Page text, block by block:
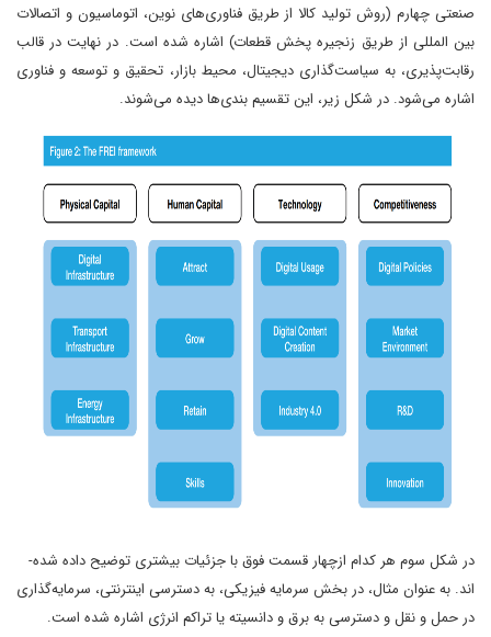
صنعتی چهارم (روش تولید کالا از طریق فناوری­‌های نوین، اتوماسیون و اتصالات
بین المللی از طریق زنجیره پخش قطعات) اشاره شده است. در نهایت در قالب
رقابت­‌پذیری، به سیاست­‌گذاری دیجیتال، محیط بازار، تحقیق و توسعه و فناوری
اشاره می­‌شود. در شکل زیر، این تقسیم بندی­‌ها دیده می­‌شوند.
در شکل سوم هر کدام ازچهار قسمت فوق با جزئیات بیشتری توضیح داده شده‌­
اند. به عنوان مثال، در بخش سرمایه فیزیکی، به دسترسی اینترنتی، سرمایه­‌گذاری
در حمل و نقل و دسترسی به برق و دانسیته یا تراکم انرژی اشاره شده است.